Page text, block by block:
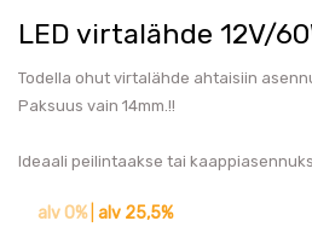
LED virtalähde 12V/
Todella ohut virtalähde ahtaisiin
Paksuus vain 14mm.!!
Ideaali peilintaakse tai
alv 0%| alv 25,5%